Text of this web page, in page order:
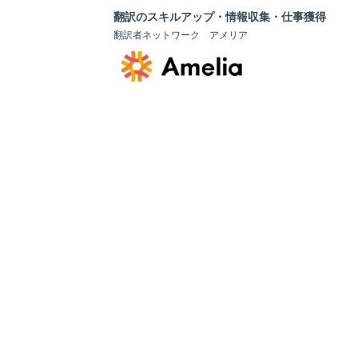
翻訳のスキルアップ・情報収集・仕事獲得
翻訳者ネットワーク アメリア